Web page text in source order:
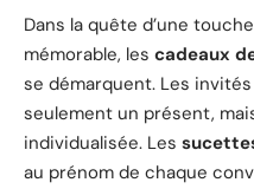
Dans la quête d’une
mémorable, les cadeaux
se démarquent. Les
seulement un présent,
individualisée. Les
au prénom de chaque